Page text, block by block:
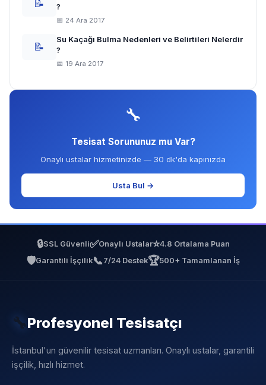
📝
?
📅 24 Ara 2017
📝
Su Kaçağı Bulma Nedenleri ve Belirtileri Nelerdir
?
📅 19 Ara 2017
🔧
Tesisat Sorununuz mu Var?
Onaylı ustalar hizmetinizde — 30 dk'da kapınızda
Usta Bul →
🔒SSL Güvenli✅Onaylı Ustalar⭐4.8 Ortalama Puan
🛡️Garantili İşçilik📞 7/24 Destek🏆500+ Tamamlanan İş
🔧Profesyonel Tesisatçı
İstanbul'un güvenilir tesisat uzmanları. Onaylı ustalar, garantili
işçilik, hızlı hizmet.